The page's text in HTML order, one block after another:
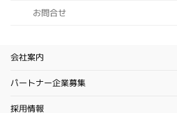
お問合せ
会社案内
パートナー企業募集
採用情報